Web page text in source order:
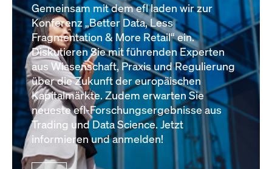
Gemeinsam mit dem efl laden wir zur
Konferenz „Better Data, Less
Fragmentation & More Retail“ ein.
Diskutieren Sie mit führenden Experten
aus Wissenschaft, Praxis und Regulierung
über die Zukunft der europäischen
Kapitalmärkte. Zudem erwarten Sie
neueste efl-Forschungsergebnisse aus
Trading und Data Science. Jetzt
informieren und anmelden!